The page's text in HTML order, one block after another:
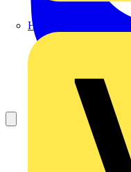
Heinrich Häusler GmbH